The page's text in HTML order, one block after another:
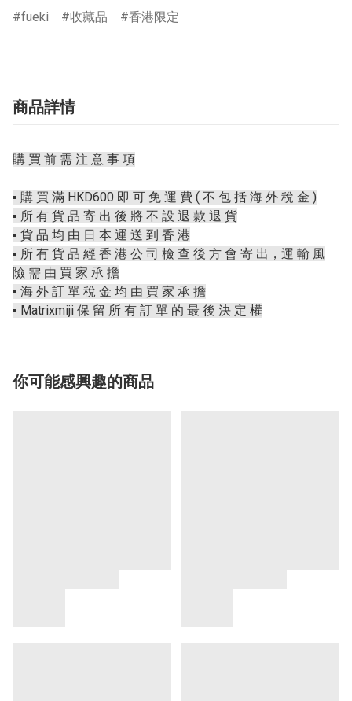
fueki 收藏品 香港限定
商品詳情
購 買 前 需 注 意 事 項
▪️ 購 買 滿 HKD600 即 可 免 運 費 ( 不 包 括 海 外 稅 金 )
▪️ 所 有 貨 品 寄 出 後 將 不 設 退 款 退 貨
▪️ 貨 品 均 由 日 本 運 送 到 香 港
▪️ 所 有 貨 品 經 香 港 公 司 檢 查 後 方 會 寄 出，運 輸 風
險 需 由 買 家 承 擔
▪️ 海 外 訂 單 稅 金 均 由 買 家 承 擔
▪️ Matrixmiji 保 留 所 有 訂 單 的 最 後 決 定 權
你可能感興趣的商品